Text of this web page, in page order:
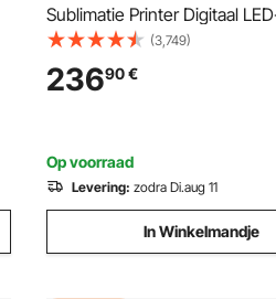
Sublimatie Printer Digitaal
Transferpers 10 in 1 Rood
Benodigde Accessoires voor
Afbeeldingen op T-
(3,749)
23690€
Op voorraad
Levering: zodra Di.aug 11
In Winkelmandje